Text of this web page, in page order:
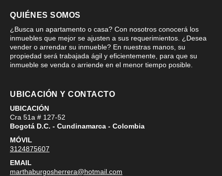
QUIÉNES SOMOS
¿Busca un apartamento o casa? Con nosotros conocerá los
inmuebles que mejor se ajusten a sus requerimientos. ¿Desea
vender o arrendar su inmueble? En nuestras manos, su
propiedad será trabajada ágil y eficientemente, para que su
inmueble se venda o arriende en el menor tiempo posible.
UBICACIÓN Y CONTACTO
UBICACIÓN
Cra 51a # 127-52
Bogotá D.C. - Cundinamarca - Colombia
MÓVIL
3124875607
EMAIL
marthaburgosherrera@hotmail.com